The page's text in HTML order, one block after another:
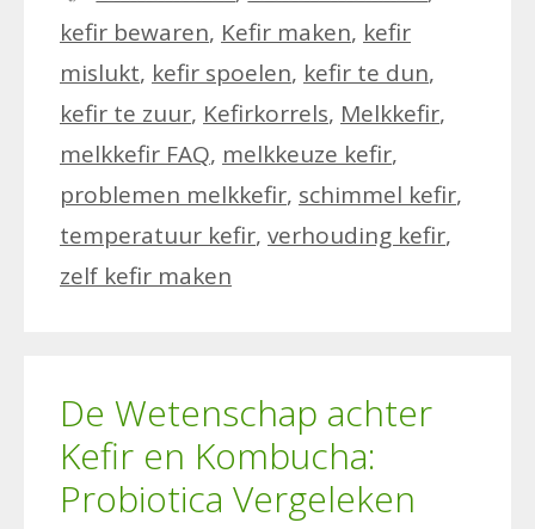
kefir bewaren, Kefir maken, kefir
mislukt, kefir spoelen, kefir te dun,
kefir te zuur, Kefirkorrels, Melkkefir,
melkkefir FAQ, melkkeuze kefir,
problemen melkkefir, schimmel kefir,
temperatuur kefir, verhouding kefir,
zelf kefir maken
De Wetenschap achter
Kefir en Kombucha:
Probiotica Vergeleken